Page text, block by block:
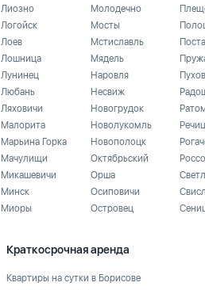
Лиозно
Логойск
Лоев
Лошница
Лунинец
Любань
Ляховичи
Малорита
Марьина Горка
Мачулищи
Микашевичи
Минск
Миоры
Молодечно
Мосты
Мстиславль
Мядель
Наровля
Несвиж
Новогрудок
Новолукомль
Новополоцк
Октябрьский
Орша
Осиповичи
Островец
Краткосрочная аренда
Квартиры на сутки в Борисове